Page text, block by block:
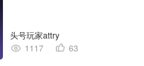
头号玩家attry
1117
63